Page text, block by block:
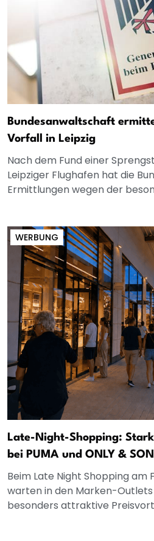
Bundesanwaltschaft
Vorfall in Leipzig
Nach dem Fund einer
Leipziger Flughafen hat die
Ermittlungen wegen der
WERBUNG
Late-Night-Shopping:
bei PUMA und ONLY &
Beim Late Night Shopping am
warten in den Marken-
besonders attraktive